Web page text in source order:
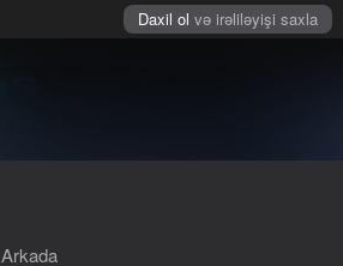
Daxil ol və irəliləyişi saxla
Arkada